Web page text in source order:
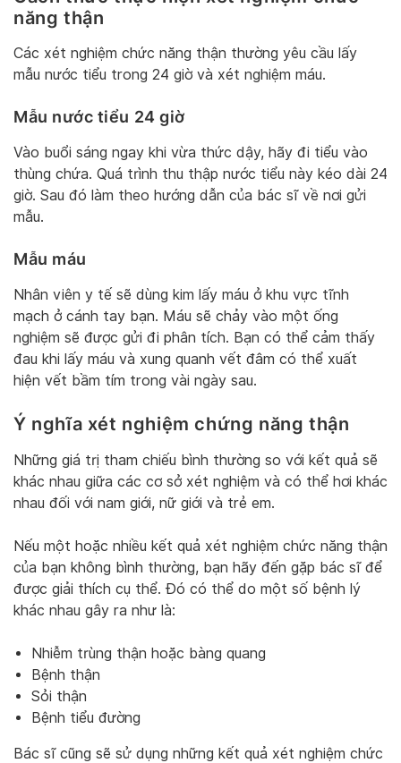
năng thận
Các xét nghiệm chức năng thận thường yêu cầu lấy
mẫu nước tiểu trong 24 giờ và xét nghiệm máu.
Mẫu nước tiểu 24 giờ
Vào buổi sáng ngay khi vừa thức dậy, hãy đi tiểu vào
thùng chứa. Quá trình thu thập nước tiểu này kéo dài 24
giờ. Sau đó làm theo hướng dẫn của bác sĩ về nơi gửi
mẫu.
Mẫu máu
Nhân viên y tế sẽ dùng kim lấy máu ở khu vực tĩnh
mạch ở cánh tay bạn. Máu sẽ chảy vào một ống
nghiệm sẽ được gửi đi phân tích. Bạn có thể cảm thấy
đau khi lấy máu và xung quanh vết đâm có thể xuất
hiện vết bầm tím trong vài ngày sau.
Ý nghĩa xét nghiệm chứng năng thận
Những giá trị tham chiếu bình thường so với kết quả sẽ
khác nhau giữa các cơ sở xét nghiệm và có thể hơi khác
nhau đối với nam giới, nữ giới và trẻ em.
Nếu một hoặc nhiều kết quả xét nghiệm chức năng thận
của bạn không bình thường, bạn hãy đến gặp bác sĩ để
được giải thích cụ thể. Đó có thể do một số bệnh lý
khác nhau gây ra như là:
Nhiễm trùng thận hoặc bàng quang
Bệnh thận
Sỏi thận
Bệnh tiểu đường
Bác sĩ cũng sẽ sử dụng những kết quả xét nghiệm chức